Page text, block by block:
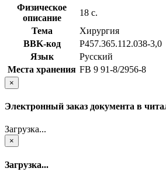
Физическое
описание
18 с.
Тема
Хирургия
BBK-код
Р457.365.112.038-3,0
Язык
Русский
Места хранения FB 9 91-8/2956-8
×
Электронный заказ документа в
Загрузка...
×
Загрузка...